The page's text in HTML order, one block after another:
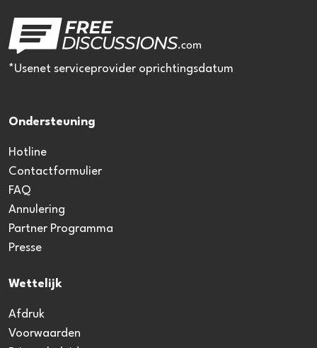
*Usenet serviceprovider oprichtingsdatum
Ondersteuning
Hotline
Contactformulier
FAQ
Annulering
Partner Programma
Presse
Wettelijk
Afdruk
Voorwaarden